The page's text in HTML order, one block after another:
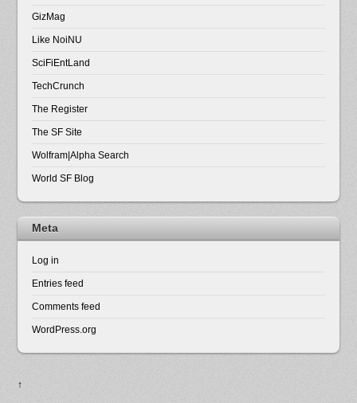
GizMag
Like NoiNU
SciFiEntLand
TechCrunch
The Register
The SF Site
Wolfram|Alpha Search
World SF Blog
Meta
Log in
Entries feed
Comments feed
WordPress.org
↑